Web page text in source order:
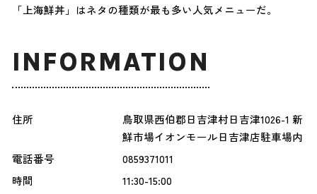
「上海鮮丼」はネタの種類が最も多い人気メニューだ。
INFORMATION
住所
鳥取県西伯郡日吉津村日吉津1026-1 新
鮮市場イオンモール日吉津店駐車場内
電話番号
0859371011
時間
11:30-15:00